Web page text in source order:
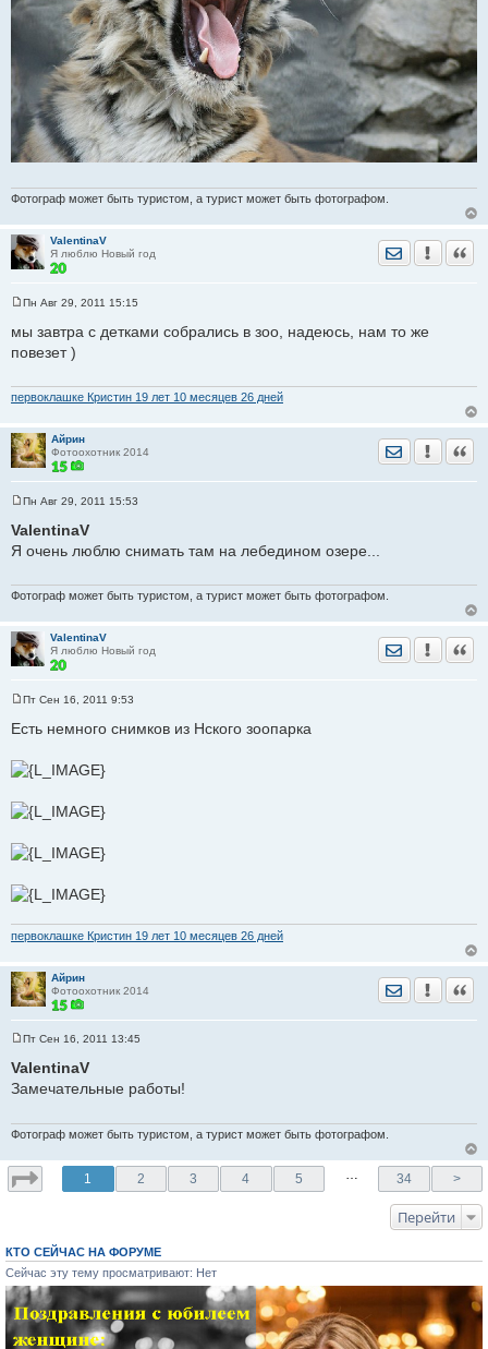
Фотограф может быть туристом, а турист может быть фотографом.
ValentinaV
Я люблю Новый год
Отправить
о
б
н
и
Пн Авг 29, 2011 15:15
мы завтра с детками собрались в зоо, надеюсь, нам то же
повезет )
первоклашке Кристин 19 лет 10 месяцев 26 дней
Айрин
Фотоохотник 2014
Отправить
о
б
н
и
Пн Авг 29, 2011 15:53
ValentinaV
Я очень люблю снимать там на лебедином озере...
Фотограф может быть туристом, а турист может быть фотографом.
ValentinaV
Я люблю Новый год
Отправить
о
щ
е
и
е
Пт Сен 16, 2011 9:53
Есть немного снимков из Нского зоопарка
первоклашке Кристин 19 лет 10 месяцев 26 дней
Айрин
Фотоохотник 2014
Отправить
о
б
н
и
Пт Сен 16, 2011 13:45
ValentinaV
Замечательные работы!
Фотограф может быть туристом, а турист может быть фотографом.
1 2 3 4 5 34 >
Перейти
КТО СЕЙЧАС НА ФОРУМЕ
Сейчас эту тему просматривают: Нет